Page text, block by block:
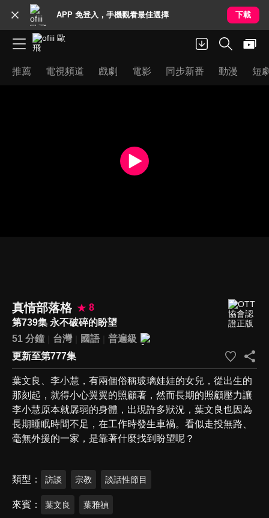
APP 免登入，手機觀看最佳選擇 下載
推薦 電視頻道 戲劇 電影 同步新番 動漫 短
真情部落格
8
第739集 永不破碎的盼望
51 分鐘
台灣 國語
普遍級
更新至第777集
葉文良、李小慧，有兩個俗稱玻璃娃娃的女兒，從出生的
那刻起，就得小心翼翼的照顧著，然而長期的照顧壓力讓
李小慧原本就孱弱的身體，出現許多狀況，葉文良也因為
長期睡眠時間不足，在工作時發生車禍。看似走投無路、
毫無外援的一家，是靠著什麼找到盼望呢？
類型 訪談 宗教 談話性節目
來賓 葉文良 葉雅禎